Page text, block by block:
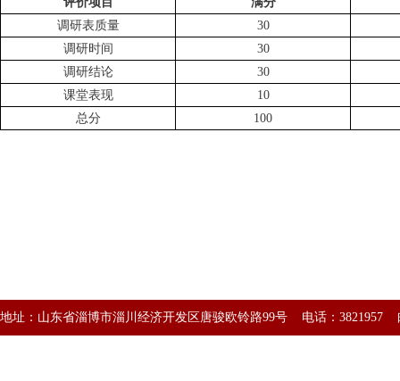
调研表质量
30
调研时间
30
调研结论
30
课堂表现
10
总分
100
地址：山东省淄博市淄川经济开发区唐骏欧铃路99号 电话：3821957